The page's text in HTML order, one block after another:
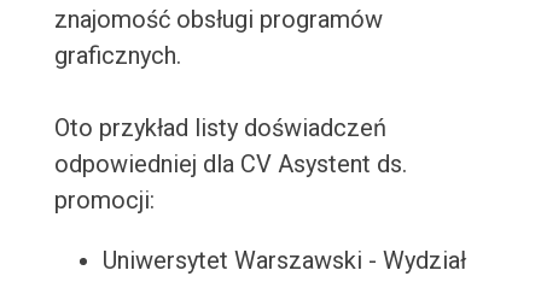
znajomość obsługi programów
graficznych.
Oto przykład listy doświadczeń
odpowiedniej dla CV Asystent ds.
promocji:
Uniwersytet Warszawski - Wydział